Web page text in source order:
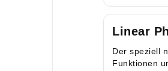
Linear
Der speziell
Funktionen